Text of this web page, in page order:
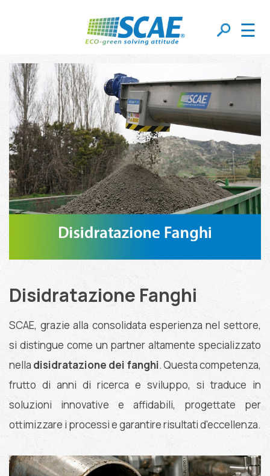
☰
Disidratazione Fanghi
Disidratazione Fanghi
SCAE, grazie alla consolidata esperienza nel settore,
si distingue come un partner altamente specializzato
nella disidratazione dei fanghi. Questa competenza,
frutto di anni di ricerca e sviluppo, si traduce in
soluzioni innovative e affidabili, progettate per
ottimizzare i processi e garantire risultati d'eccellenza.